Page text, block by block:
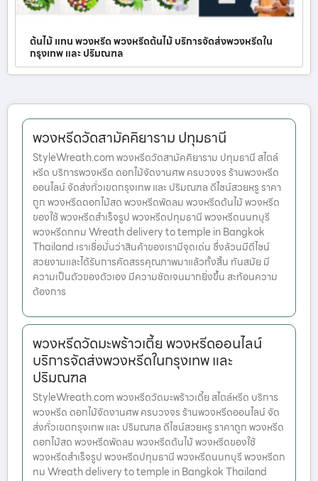
ต้นไม้ แทน พวงหรีด พวงหรีดต้นไม้ บริการจัดส่งพวงหรีดใน
กรุงเทพ และ ปริมณฑล
พวงหรีดวัดสามัคคิยาราม ปทุมธานี
StyleWreath.com พวงหรีดวัดสามัคคิยาราม ปทุมธานี สไตล์
หรีด บริการพวงหรีด ดอกไม้จัดงานศพ ครบวงจร ร้านพวงหรีด
ออนไลน์ จัดส่งทั่วเขตกรุงเทพ และ ปริมณฑล ดีไซน์สวยหรู ราคา
ถูก พวงหรีดดอกไม้สด พวงหรีดพัดลม พวงหรีดต้นไม้ พวงหรีด
ของใช้ พวงหรีดสำเร็จรูป พวงหรีดปทุมธานี พวงหรีดนนทบุรี
พวงหรีดกทม Wreath delivery to temple in Bangkok
Thailand เราเชื่อมั่นว่าสินค้าของเรามีจุดเด่น ซึ่งล้วนมีดีไซน์
สวยงามและได้รับการคัดสรรคุณภาพมาแล้วทั้งสิ้น ทันสมัย มี
ความเป็นตัวของตัวเอง มีความชัดเจนมากยิ่งขึ้น สะท้อนความ
ต้องการ
พวงหรีดวัดมะพร้าวเตี้ย พวงหรีดออนไลน์
บริการจัดส่งพวงหรีดในกรุงเทพ และ
ปริมณฑล
StyleWreath.com พวงหรีดวัดมะพร้าวเตี้ย สไตล์หรีด บริการ
พวงหรีด ดอกไม้จัดงานศพ ครบวงจร ร้านพวงหรีดออนไลน์ จัด
ส่งทั่วเขตกรุงเทพ และ ปริมณฑล ดีไซน์สวยหรู ราคาถูก พวงหรีด
ดอกไม้สด พวงหรีดพัดลม พวงหรีดต้นไม้ พวงหรีดของใช้
พวงหรีดสำเร็จรูป พวงหรีดปทุมธานี พวงหรีดนนทบุรี พวงหรีดก
ทม Wreath delivery to temple in Bangkok Thailand